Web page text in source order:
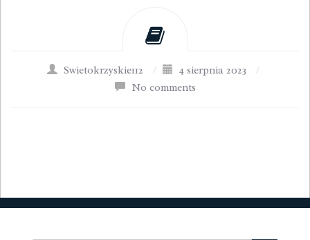
Swietokrzyskie112 / 4 sierpnia 2023
/
No comments